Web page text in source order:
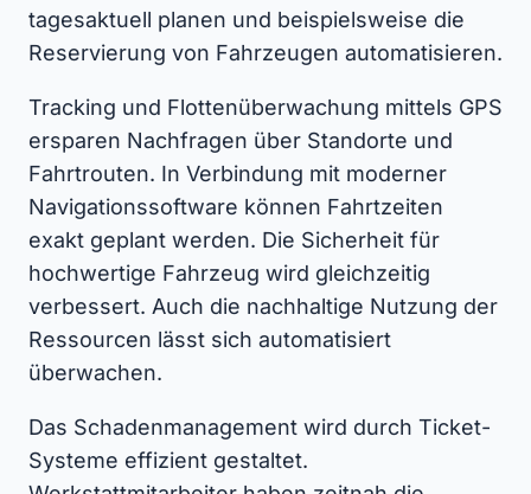
tagesaktuell planen und beispielsweise die
Reservierung von Fahrzeugen automatisieren.
Tracking und Flottenüberwachung mittels GPS
ersparen Nachfragen über Standorte und
Fahrtrouten. In Verbindung mit moderner
Navigationssoftware können Fahrtzeiten
exakt geplant werden. Die Sicherheit für
hochwertige Fahrzeug wird gleichzeitig
verbessert. Auch die nachhaltige Nutzung der
Ressourcen lässt sich automatisiert
überwachen.
Das Schadenmanagement wird durch Ticket-
Systeme effizient gestaltet.